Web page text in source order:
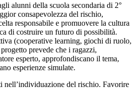
alunni della scuola secondaria di 2°
consapevolezza del rischio,
responsabile e promuovere la cultura
di costruire un futuro di possibilità.
(cooperative learning, giochi di ruolo,
prevede che i ragazzi,
esperto, approfondiscano il tema,
esperienze simulate.
nell’individuazione del rischio. Favorire